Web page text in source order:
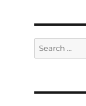
Search
for: